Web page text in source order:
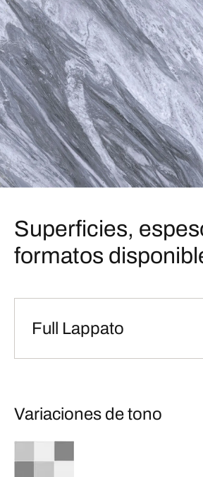
Superficies,
formatos
Full Lappato
Variaciones de tono